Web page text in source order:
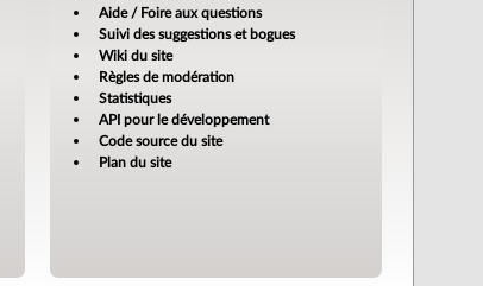
Aide / Foire aux questions
Suivi des suggestions et bogues
Wiki du site
Règles de modération
Statistiques
API pour le développement
Code source du site
Plan du site